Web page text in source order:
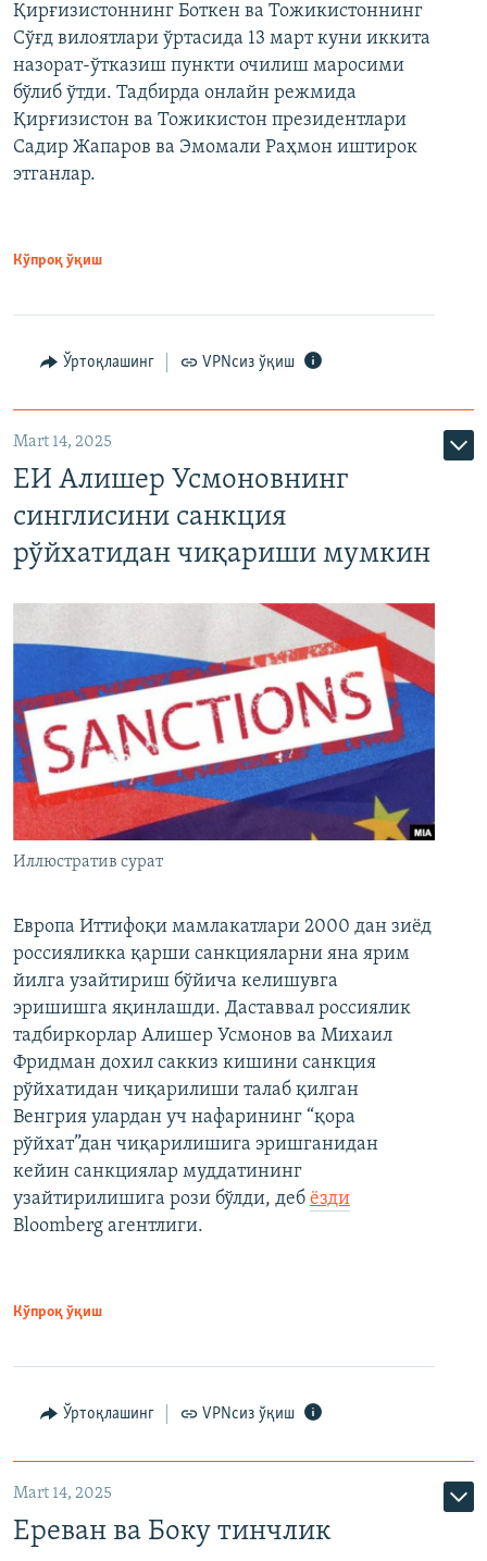
Қирғизистоннинг Боткен ва Тожикистоннинг
Сўғд вилоятлари ўртасида 13 март куни иккита
назорат-ўтказиш пункти очилиш маросими
бўлиб ўтди. Тадбирда онлайн режмида
Қирғизистон ва Тожикистон президентлари
Садир Жапаров ва Эмомали Раҳмон иштирок
этганлар.
Кўпроқ ўқиш
Ўртоқлашинг VPNсиз ўқиш
Mart 14, 2025
ЕИ Алишер Усмоновнинг
синглисини санкция
рўйхатидан чиқариши мумкин
Иллюстратив сурат
Европа Иттифоқи мамлакатлари 2000 дан зиёд
россияликка қарши санкцияларни яна ярим
йилга узайтириш бўйича келишувга
эришишга яқинлашди. Даставвал россиялик
тадбиркорлар Алишер Усмонов ва Михаил
Фридман дохил саккиз кишини санкция
рўйхатидан чиқарилиши талаб қилган
Венгрия улардан уч нафарининг “қора
рўйхат”дан чиқарилишига эришганидан
кейин санкциялар муддатининг
узайтирилишига рози бўлди, деб ёзди
Bloomberg агентлиги.
Кўпроқ ўқиш
Ўртоқлашинг VPNсиз ўқиш
Mart 14, 2025
Ереван ва Боку тинчлик